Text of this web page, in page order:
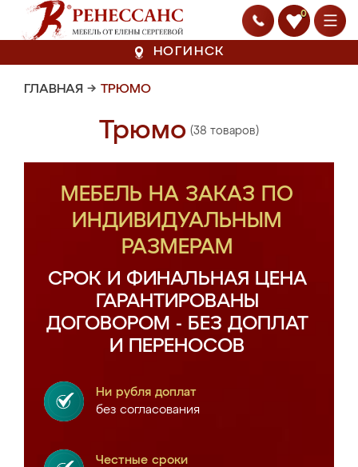
0
НОГИНСК
ГЛАВНАЯ → ТРЮМО
Трюмо (38 товаров)
МЕБЕЛЬ НА ЗАКАЗ ПО
ИНДИВИДУАЛЬНЫМ
РАЗМЕРАМ
СРОК И ФИНАЛЬНАЯ ЦЕНА
ГАРАНТИРОВАНЫ
ДОГОВОРОМ - БЕЗ ДОПЛАТ
И ПЕРЕНОСОВ
Ни рубля доплат
без согласования
Честные сроки